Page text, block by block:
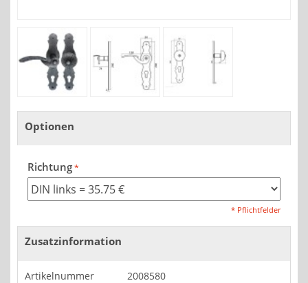
Optionen
Richtung
* Pflichtfelder
Zusatzinformation
Artikelnummer
2008580